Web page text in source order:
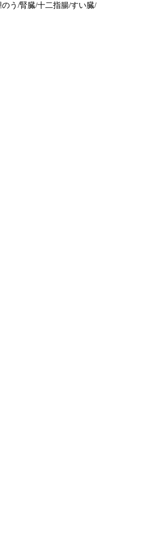
う/腎臓/十二指腸/すい臓/